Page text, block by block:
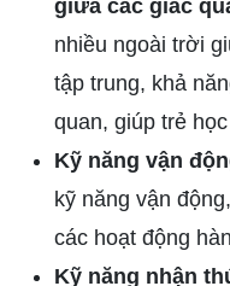
giữa các giác
nhiều ngoài trời
tập trung, khả
quan, giúp trẻ
Kỹ năng vận
kỹ năng vận
các hoạt động
Kỹ năng nhận